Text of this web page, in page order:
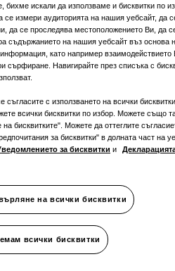
Налична
искали да използваме и бисквитки по
измери аудиторията на нашия уебсайт, да
да се проследява местоположението Ви, да
съдържанието на нашия уебсайт въз основа
като например
сърфиране. Навигирайте през списъка с
с използването на всички
всички бисквитки по избор. Можете също
бисквитките". Можете да оттеглите
за бисквитки" в долната част на
за бисквитки и
на всички бисквитки
всички бисквитки